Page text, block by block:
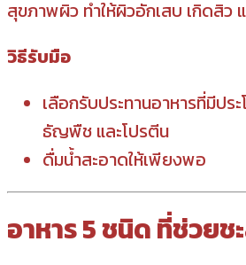
สุขภาพผิว ทำให้ผิวอักเสบ เกิดสิว
วิธีรับมือ
เลือกรับประทานอาหารที่มีปร
ธัญพืช และโปรตีน
ดื่มน้ำสะอาดให้เพียงพอ
อาหาร 5 ชนิด ที่ช่วยช